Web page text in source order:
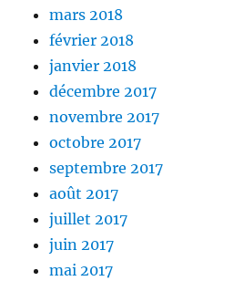
mars 2018
février 2018
janvier 2018
décembre 2017
novembre 2017
octobre 2017
septembre 2017
août 2017
juillet 2017
juin 2017
mai 2017